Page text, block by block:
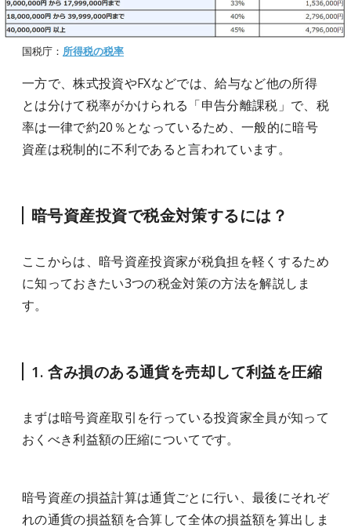
国税庁： 所得税の税率
一方で、株式投資やFXなどでは、給与など他の所得
とは分けて税率がかけられる「申告分離課税」で、税
率は一律で約20％となっているため、一般的に暗号
資産は税制的に不利であると言われています。
暗号資産投資で税金対策するには？
ここからは、暗号資産投資家が税負担を軽くするため
に知っておきたい3つの税金対策の方法を解説しま
す。
1. 含み損のある通貨を売却して利益を圧縮
まずは暗号資産取引を行っている投資家全員が知って
おくべき利益額の圧縮についてです。
暗号資産の損益計算は通貨ごとに行い、最後にそれぞ
れの通貨の損益額を合算して全体の損益額を算出しま